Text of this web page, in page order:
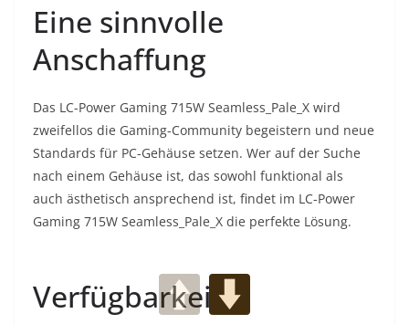
Eine sinnvolle
Anschaffung
Das LC-Power Gaming 715W Seamless_Pale_X wird
zweifellos die Gaming-Community begeistern und neue
Standards für PC-Gehäuse setzen. Wer auf der Suche
nach einem Gehäuse ist, das sowohl funktional als
auch ästhetisch ansprechend ist, findet im LC-Power
Gaming 715W Seamless_Pale_X die perfekte Lösung.
Verfügbarkeit